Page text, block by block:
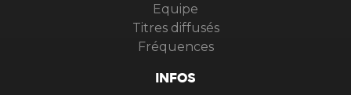
Equipe
Titres diffusés
Fréquences
INFOS